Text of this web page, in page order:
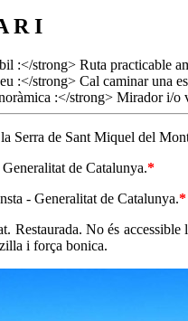
R I
Serra de Sant Miquel del
de Catalunya.*
- Generalitat de Catalunya.*
Restaurada. No és
i força bonica.